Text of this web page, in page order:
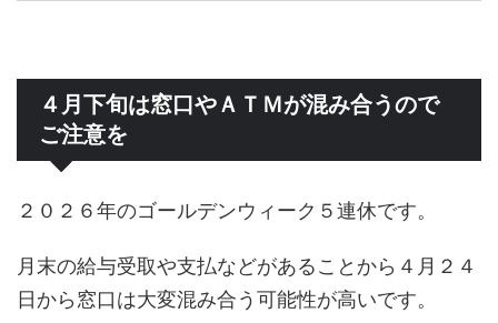
４月下旬は窓口やＡＴＭが混み合うので
ご注意を
２０２６年のゴールデンウィーク５連休です。
月末の給与受取や支払などがあることから４月２４
日から窓口は大変混み合う可能性が高いです。